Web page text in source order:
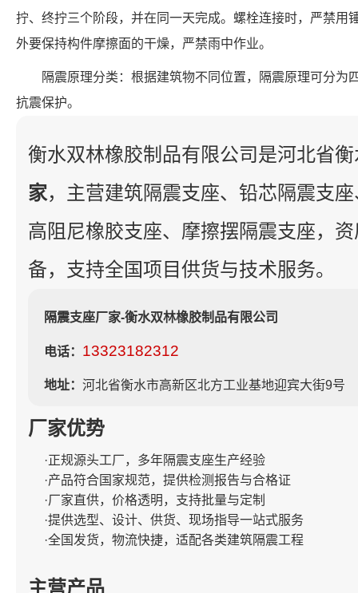
拧、终拧三个阶段，并在同一天完成。螺栓连接时，严禁用
外要保持构件摩擦面的干燥，严禁雨中作业。
隔震原理分类：根据建筑物不同位置，隔震原理可分为
抗震保护。
衡水双林橡胶制品有限公司是河北省
家，主营建筑隔震支座、铅芯隔震支
高阻尼橡胶支座、摩擦摆隔震支座，
备，支持全国项目供货与技术服务。
隔震支座厂家-衡水双林橡胶制品有限公司
电话： 13323182312
地址： 河北省衡水市高新区北方工业基地迎宾大街9号
厂家优势
·正规源头工厂，多年隔震支座生产经验
·产品符合国家规范，提供检测报告与合格证
·厂家直供，价格透明，支持批量与定制
·提供选型、设计、供货、现场指导一站式服务
·全国发货，物流快捷，适配各类建筑隔震工程
主营产品